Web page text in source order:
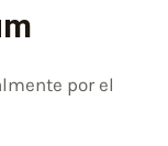
por el